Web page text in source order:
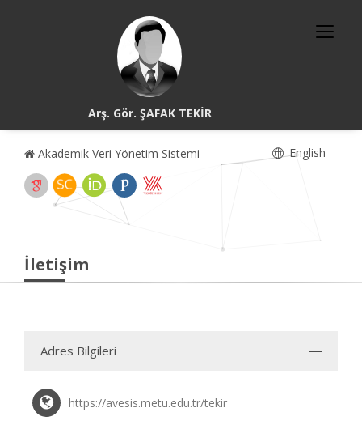
Arş. Gör. ŞAFAK TEKİR
Akademik Veri Yönetim Sistemi English
İletişim
Adres Bilgileri
https://avesis.metu.edu.tr/tekir